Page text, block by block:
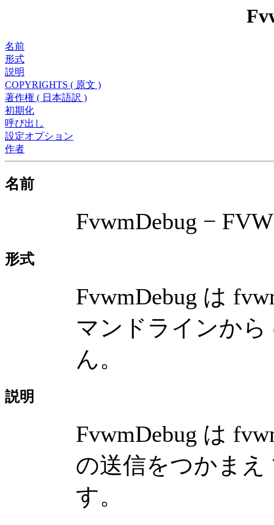
名前
形式
説明
COPYRIGHTS ( 原文 )
著作権 ( 日本語訳 )
初期化
呼び出し
設定オプション
作者
名前
FvwmDebug −
形式
FvwmDebug は
マンドラインか
ん。
説明
FvwmDebug は
の送信をつかまえ
す。